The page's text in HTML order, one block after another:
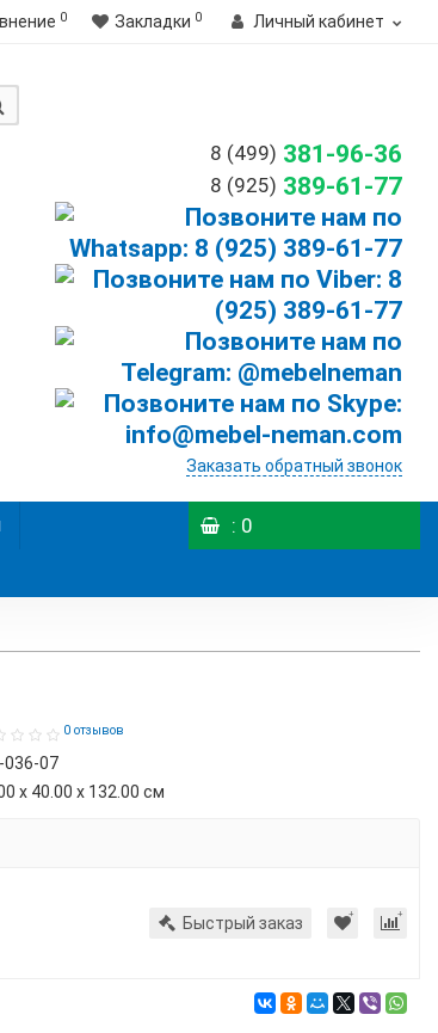
0 Закладки 0 Личный кабинет
8 (499) 381-96-36
8 (925) 389-61-77
Заказать обратный звонок
: 0
0 отзывов
07
x 40.00 x 132.00 см
Быстрый заказ